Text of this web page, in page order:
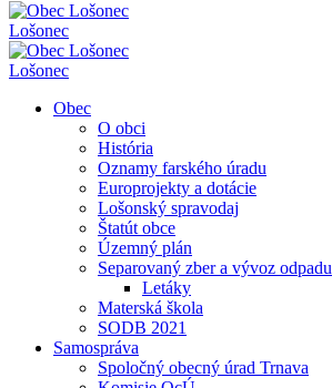
Lošonec
Lošonec
Obec
O obci
História
Oznamy farského úradu
Europrojekty a dotácie
Lošonský spravodaj
Štatút obce
Územný plán
Separovaný zber a vývoz odpadu
Letáky
Materská škola
SODB 2021
Samospráva
Spoločný obecný úrad Trnava